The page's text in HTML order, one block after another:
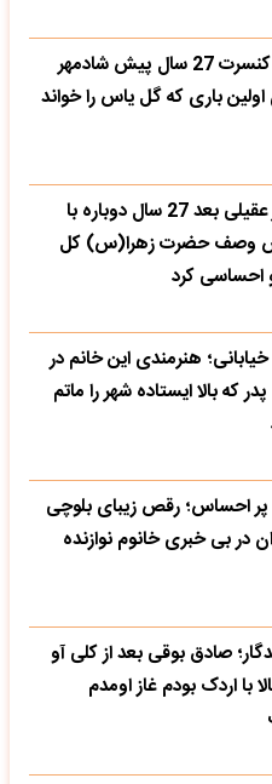
ببینید| کنسرت 27 سال پیش شادمهر
اولین باری که گل یاس را خواند
شادمهر عقیلی بعد 27 سال دوباره با
وصف حضرت زهرا(س) کل
احساسی کرد
هنرمندی این خانم در
که بالا ایستاده شهر را ماتم
احساس؛ رقص زیبای بلوچی
در بی خبری خانوم نوازنده
صادق بوقی بعد از کلی آو
با اردک بودم غاز اومدم